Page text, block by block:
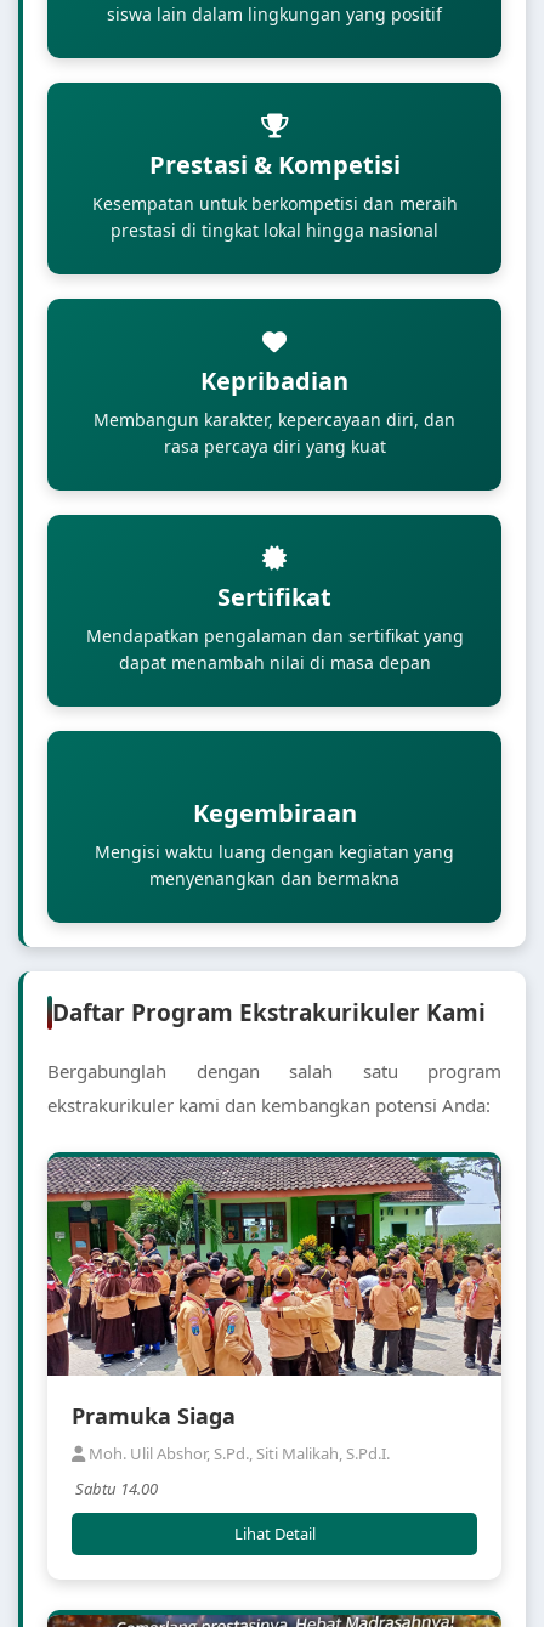
siswa lain dalam lingkungan yang positif
Prestasi & Kompetisi
Kesempatan untuk berkompetisi dan meraih
prestasi di tingkat lokal hingga nasional
Kepribadian
Membangun karakter, kepercayaan diri, dan
rasa percaya diri yang kuat
Sertifikat
Mendapatkan pengalaman dan sertifikat yang
dapat menambah nilai di masa depan
Kegembiraan
Mengisi waktu luang dengan kegiatan yang
menyenangkan dan bermakna
Daftar Program Ekstrakurikuler Kami
Bergabunglah dengan salah satu program
ekstrakurikuler kami dan kembangkan potensi Anda:
Pramuka Siaga
Moh. Ulil Abshor, S.Pd., Siti Malikah, S.Pd.I.
Sabtu 14.00
Lihat Detail